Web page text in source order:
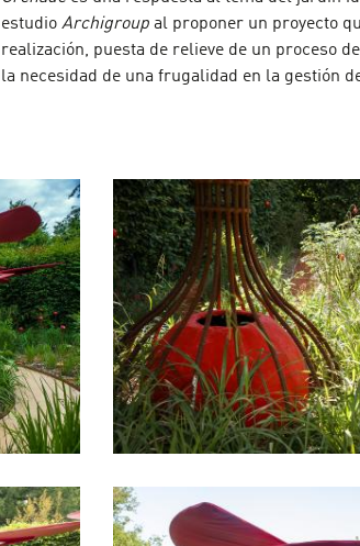
estudio Archigroup al proponer un proyecto
realización, puesta de relieve de un proceso
la necesidad de una frugalidad en la gestión